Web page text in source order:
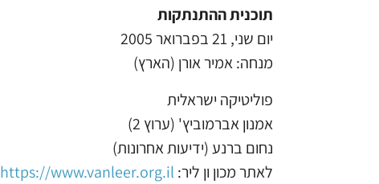
תוכנית ההתנתקות
יום שני, 21 בפברואר 2005
מנחה: אמיר אורן (הארץ)
פוליטיקה ישראלית
אמנון אברמוביץ' (ערוץ 2)
נחום ברנע (ידיעות אחרונות)
לאתר מכון ון ליר: https://www.vanleer.org.il